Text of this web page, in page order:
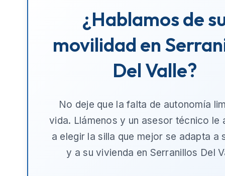
¿Hablamos de
movilidad en
Del Valle?
No deje que la falta de autonomía
vida. Llámenos y un asesor técnico le
a elegir la silla que mejor se adapta a
y a su vivienda en Serranillos Del